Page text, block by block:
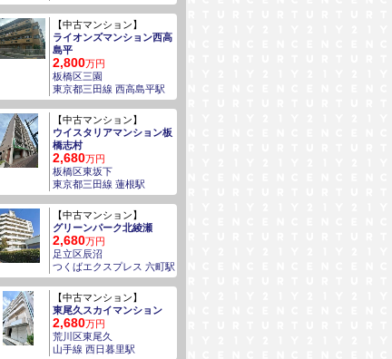
【中古マンション】
ライオンズマンション西高
島平
2,800万円
板橋区三園
東京都三田線 西高島平駅
【中古マンション】
ウイスタリアマンション板
橋志村
2,680万円
板橋区東坂下
東京都三田線 蓮根駅
【中古マンション】
グリーンパーク北綾瀬
2,680万円
足立区辰沼
つくばエクスプレス 六町駅
【中古マンション】
東尾久スカイマンション
2,680万円
荒川区東尾久
山手線 西日暮里駅